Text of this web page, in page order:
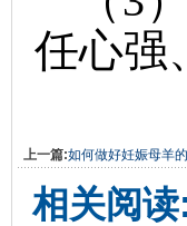
任心强
上一篇:如何做好妊娠母羊
相关阅读: